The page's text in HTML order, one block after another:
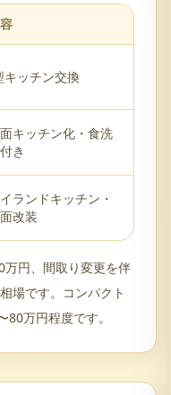
キッチン交換
キッチン化・食洗
き
ランドキッチン・
改装
円、間取り変更を伴
場です。コンパクト
万円程度です。